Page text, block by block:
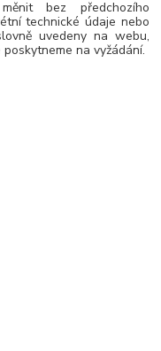
bez předchozího
technické údaje nebo
uvedeny na webu,
na vyžádání.